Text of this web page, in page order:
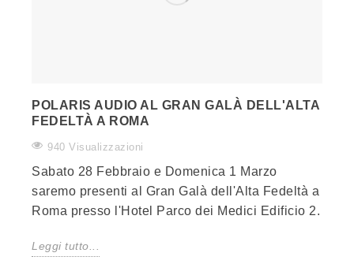
POLARIS AUDIO AL GRAN GALÀ DELL'ALTA
FEDELTÀ A ROMA
940 Visualizzazioni
Sabato 28 Febbraio e Domenica 1 Marzo
saremo presenti al Gran Galà dell'Alta Fedeltà a
Roma presso l'Hotel Parco dei Medici Edificio 2.
Leggi tutto...